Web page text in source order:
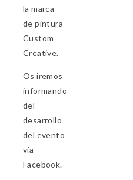
la marca
de pintura
Custom
Creative.
Os iremos
informando
del
desarrollo
del evento
vía
Facebook.